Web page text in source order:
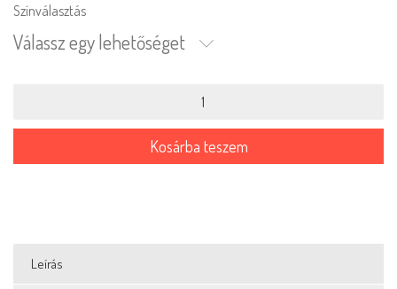
Színválasztás
Válassz egy lehetőséget
4
Kosárba teszem
Leírás